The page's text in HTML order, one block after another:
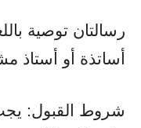
رسالتان توصية
أساتذة أو أستاذ
شروط القبول: